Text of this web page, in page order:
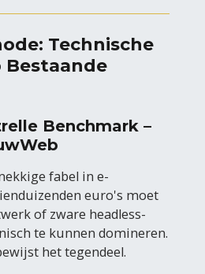
Technische
Bestaande
Benchmark –
fabel in e-
euro's moet
of zware headless-
te kunnen domineren.
het tegendeel.